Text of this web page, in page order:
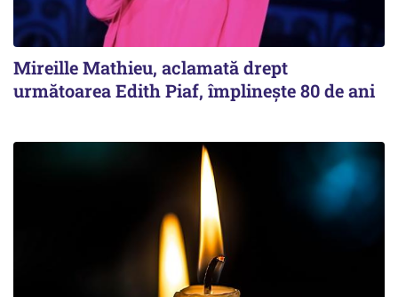
Mireille Mathieu, aclamată drept
următoarea Edith Piaf, împlinește 80 de ani